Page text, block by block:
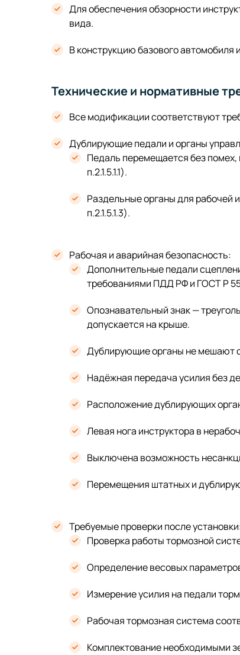
Для обеспечения обзорности
вида.
В конструкцию базового автомобиля
Технические и нормативные
Все модификации соответствуют
Дублирующие педали и органы
Педаль перемещается без помех,
п.2.1.5.1.1).
Раздельные органы для рабочей
п.2.1.5.1.3).
Рабочая и аварийная безопасность:
Дополнительные педали
требованиями ПДД РФ и ГОСТ Р
Опознавательный знак —
допускается на крыше.
Дублирующие органы не мешают
Надёжная передача усилия без
Расположение дублирующих
Левая нога инструктора в
Выключена возможность
Перемещения штатных и
Требуемые проверки после
Проверка работы тормозной
Определение весовых
Измерение усилия на педали
Рабочая тормозная система
Комплектование необходимыми